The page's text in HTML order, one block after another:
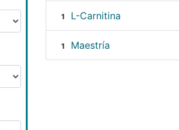
1 L-Carnitina
1 Maestría